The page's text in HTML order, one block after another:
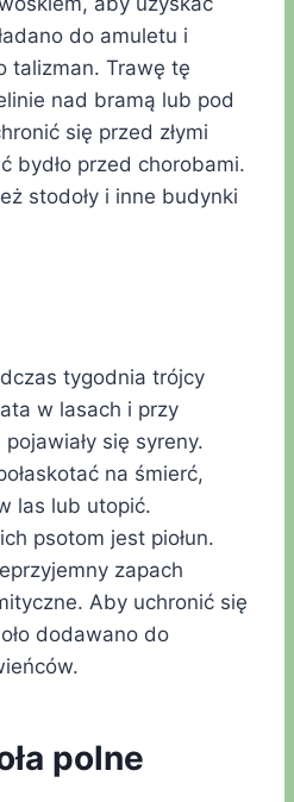
do amuletu i
talizman. Trawę tę
nad bramą lub pod
się przed złymi
bydło przed chorobami.
stodoły i inne budynki
tygodnia trójcy
w lasach i przy
się syreny.
na śmierć,
las lub utopić.
psotom jest piołun.
zapach
Aby uchronić się
dodawano do
polne